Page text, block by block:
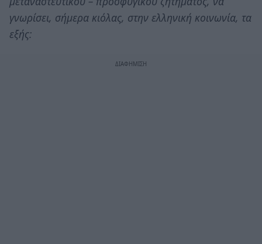
γνωρίσει, σήμερα κιόλας, στην ελληνική κοινωνία, τα
εξής: